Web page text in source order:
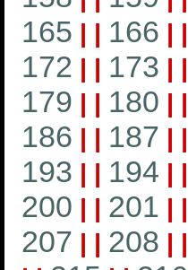
165 | | 166 | |
172 | | 173 | |
179 | | 180 | |
186 | | 187 | |
193 | | 194 | |
200 | | 201 | |
207 | | 208 | |